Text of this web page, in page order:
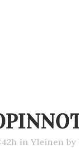
in Yleinen by